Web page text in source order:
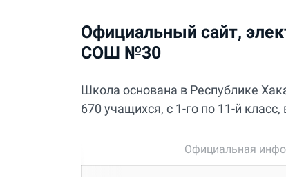
Официальный сайт,
СОШ №30
Школа основана в Республике
670 учащихся, с 1-го по 11-й
Официальная